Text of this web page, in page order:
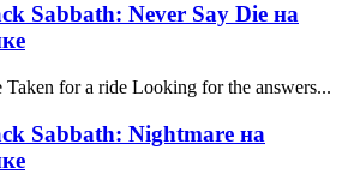
Sabbath: Never Say Die на
Taken for a ride Looking for the answers...
Sabbath: Nightmare на